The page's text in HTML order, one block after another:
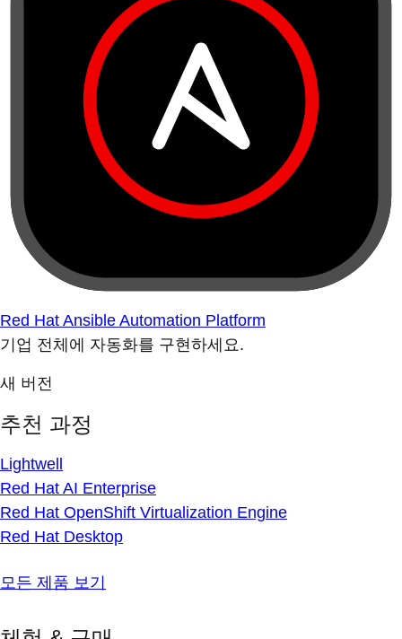
Red Hat Ansible Automation Platform
기업 전체에 자동화를 구현하세요.
새 버전
추천 과정
Lightwell
Red Hat AI Enterprise
Red Hat OpenShift Virtualization Engine
Red Hat Desktop
모든 제품 보기